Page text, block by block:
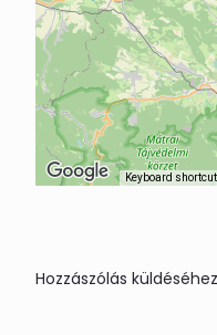
Keyboard
Hozzászólás küldéséhez